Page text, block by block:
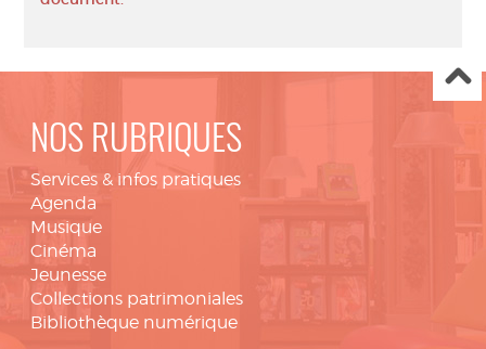
NOS RUBRIQUES
Services & infos pratiques
Agenda
Musique
Cinéma
Jeunesse
Collections patrimoniales
Bibliothèque numérique